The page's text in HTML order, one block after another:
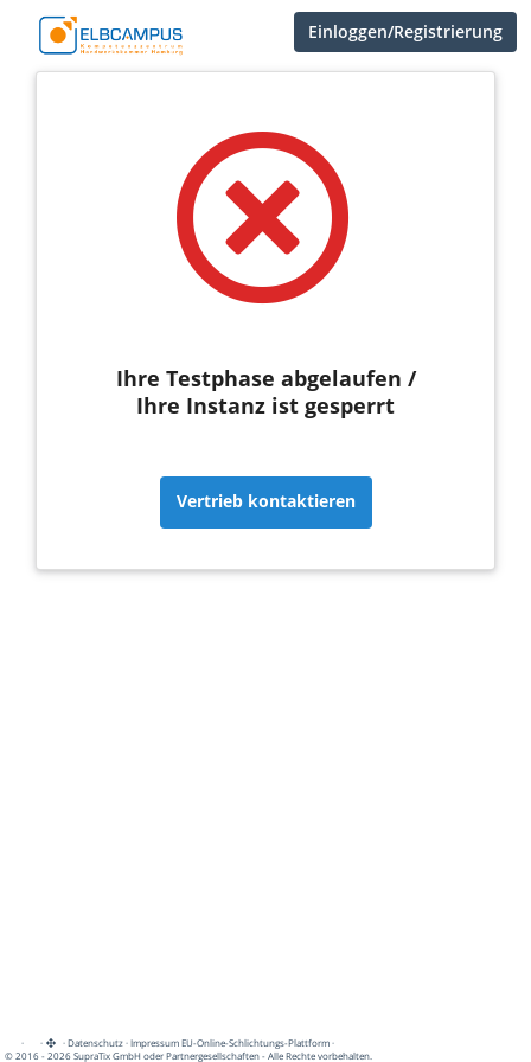
Einloggen/Registrierung
Ihre Testphase abgelaufen /
Ihre Instanz ist gesperrt
Vertrieb kontaktieren
· · ·Datenschutz·Impressum EU-Online-Schlichtungs-Plattform·
© 2016 - 2026 SupraTix GmbH oder Partnergesellschaften - Alle Rechte vorbehalten.